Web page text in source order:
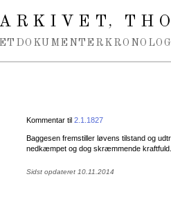
ARKIVET,
DOKUMENTER
Kommentar til 2.1.1827
Baggesen fremstiller løvens tilstand og
nedkæmpet og dog skræmmende kraftfuld.
Sidst opdateret 10.11.2014